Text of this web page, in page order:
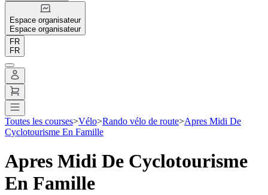
Espace organisateur
Espace organisateur
FR
FR
Toutes les courses>Vélo>Rando vélo de route>Apres Midi De
Cyclotourisme En Famille
Apres Midi De Cyclotourisme
En Famille